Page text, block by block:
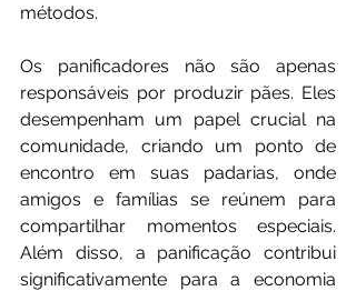
métodos.
Os panificadores não são apenas
responsáveis por produzir pães. Eles
desempenham um papel crucial na
comunidade, criando um ponto de
encontro em suas padarias, onde
amigos e famílias se reúnem para
compartilhar momentos especiais.
Além disso, a panificação contribui
significativamente para a economia